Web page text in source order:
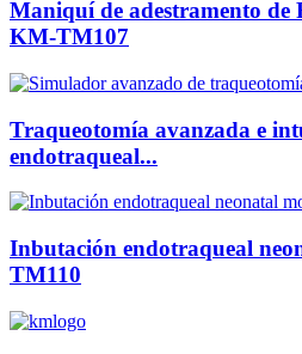
Maniquí de adestramento de
KM-TM107
Traqueotomía avanzada e
endotraqueal...
Inbutación endotraqueal
TM110